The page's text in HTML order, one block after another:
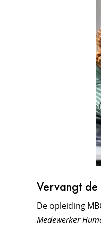
Vervangt de
De opleiding
Medewerker